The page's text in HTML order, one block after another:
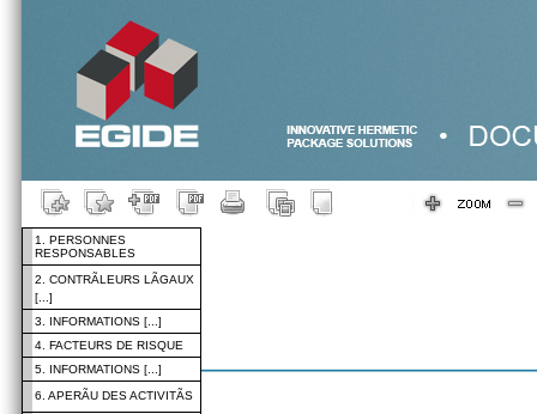
1. PERSONNES
RESPONSABLES
2. CONTRÃLEURS LÃGAUX
[...]
3. INFORMATIONS [...]
4. FACTEURS DE RISQUE
5. INFORMATIONS [...]
6. APERÃU DES ACTIVITÃS